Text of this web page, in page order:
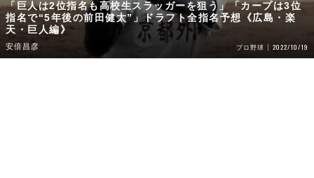
「巨人は2位指名も高校生スラッガーを狙う」「カープは3位
指名で“5年後の前田健太”」ドラフト全指名予想《広島・楽
天・巨人編》
安倍昌彦 プロ野球 2022/10/19